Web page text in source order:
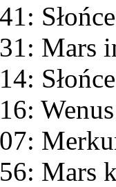
Mars
Mars